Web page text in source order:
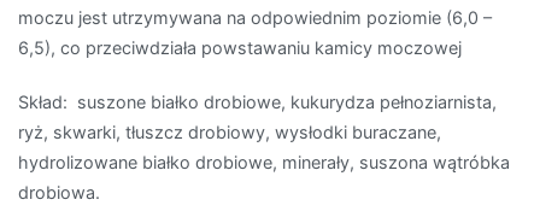
moczu jest utrzymywana na odpowiednim poziomie (6,0 –
6,5), co przeciwdziała powstawaniu kamicy moczowej
Skład: suszone białko drobiowe, kukurydza pełnoziarnista,
ryż, skwarki, tłuszcz drobiowy, wysłodki buraczane,
hydrolizowane białko drobiowe, minerały, suszona wątróbka
drobiowa.